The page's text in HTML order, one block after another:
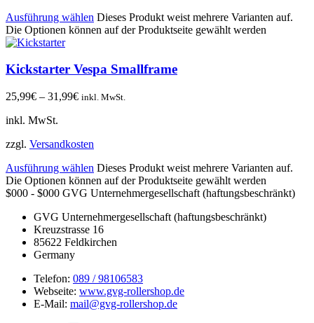
Ausführung wählen Dieses Produkt weist mehrere Varianten auf.
Die Optionen können auf der Produktseite gewählt werden
Kickstarter Vespa Smallframe
25,99€ – 31,99€ inkl. MwSt.
inkl. MwSt.
zzgl. Versandkosten
Ausführung wählen Dieses Produkt weist mehrere Varianten auf.
Die Optionen können auf der Produktseite gewählt werden
$000 - $000 GVG Unternehmergesellschaft (haftungsbeschränkt)
GVG Unternehmergesellschaft (haftungsbeschränkt)
Kreuzstrasse 16
85622 Feldkirchen
Germany
Telefon: 089 / 98106583
Webseite: www.gvg-rollershop.de
E-Mail: mail@gvg-rollershop.de